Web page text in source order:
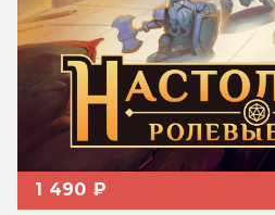
1 490 ₽